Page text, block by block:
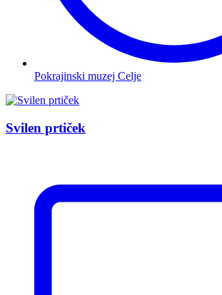
Pokrajinski muzej Celje
Svilen prtiček